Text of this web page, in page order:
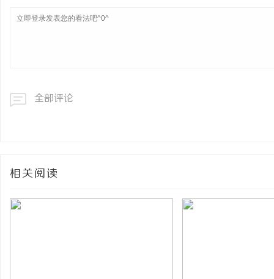
全部评论
相关阅读